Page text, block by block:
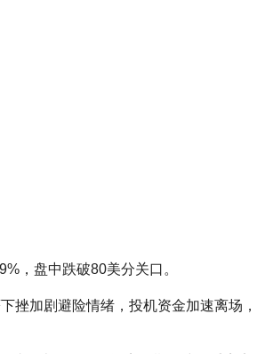
，盘中跌破80美分关口。
挫加剧避险情绪，投机资金加速离场